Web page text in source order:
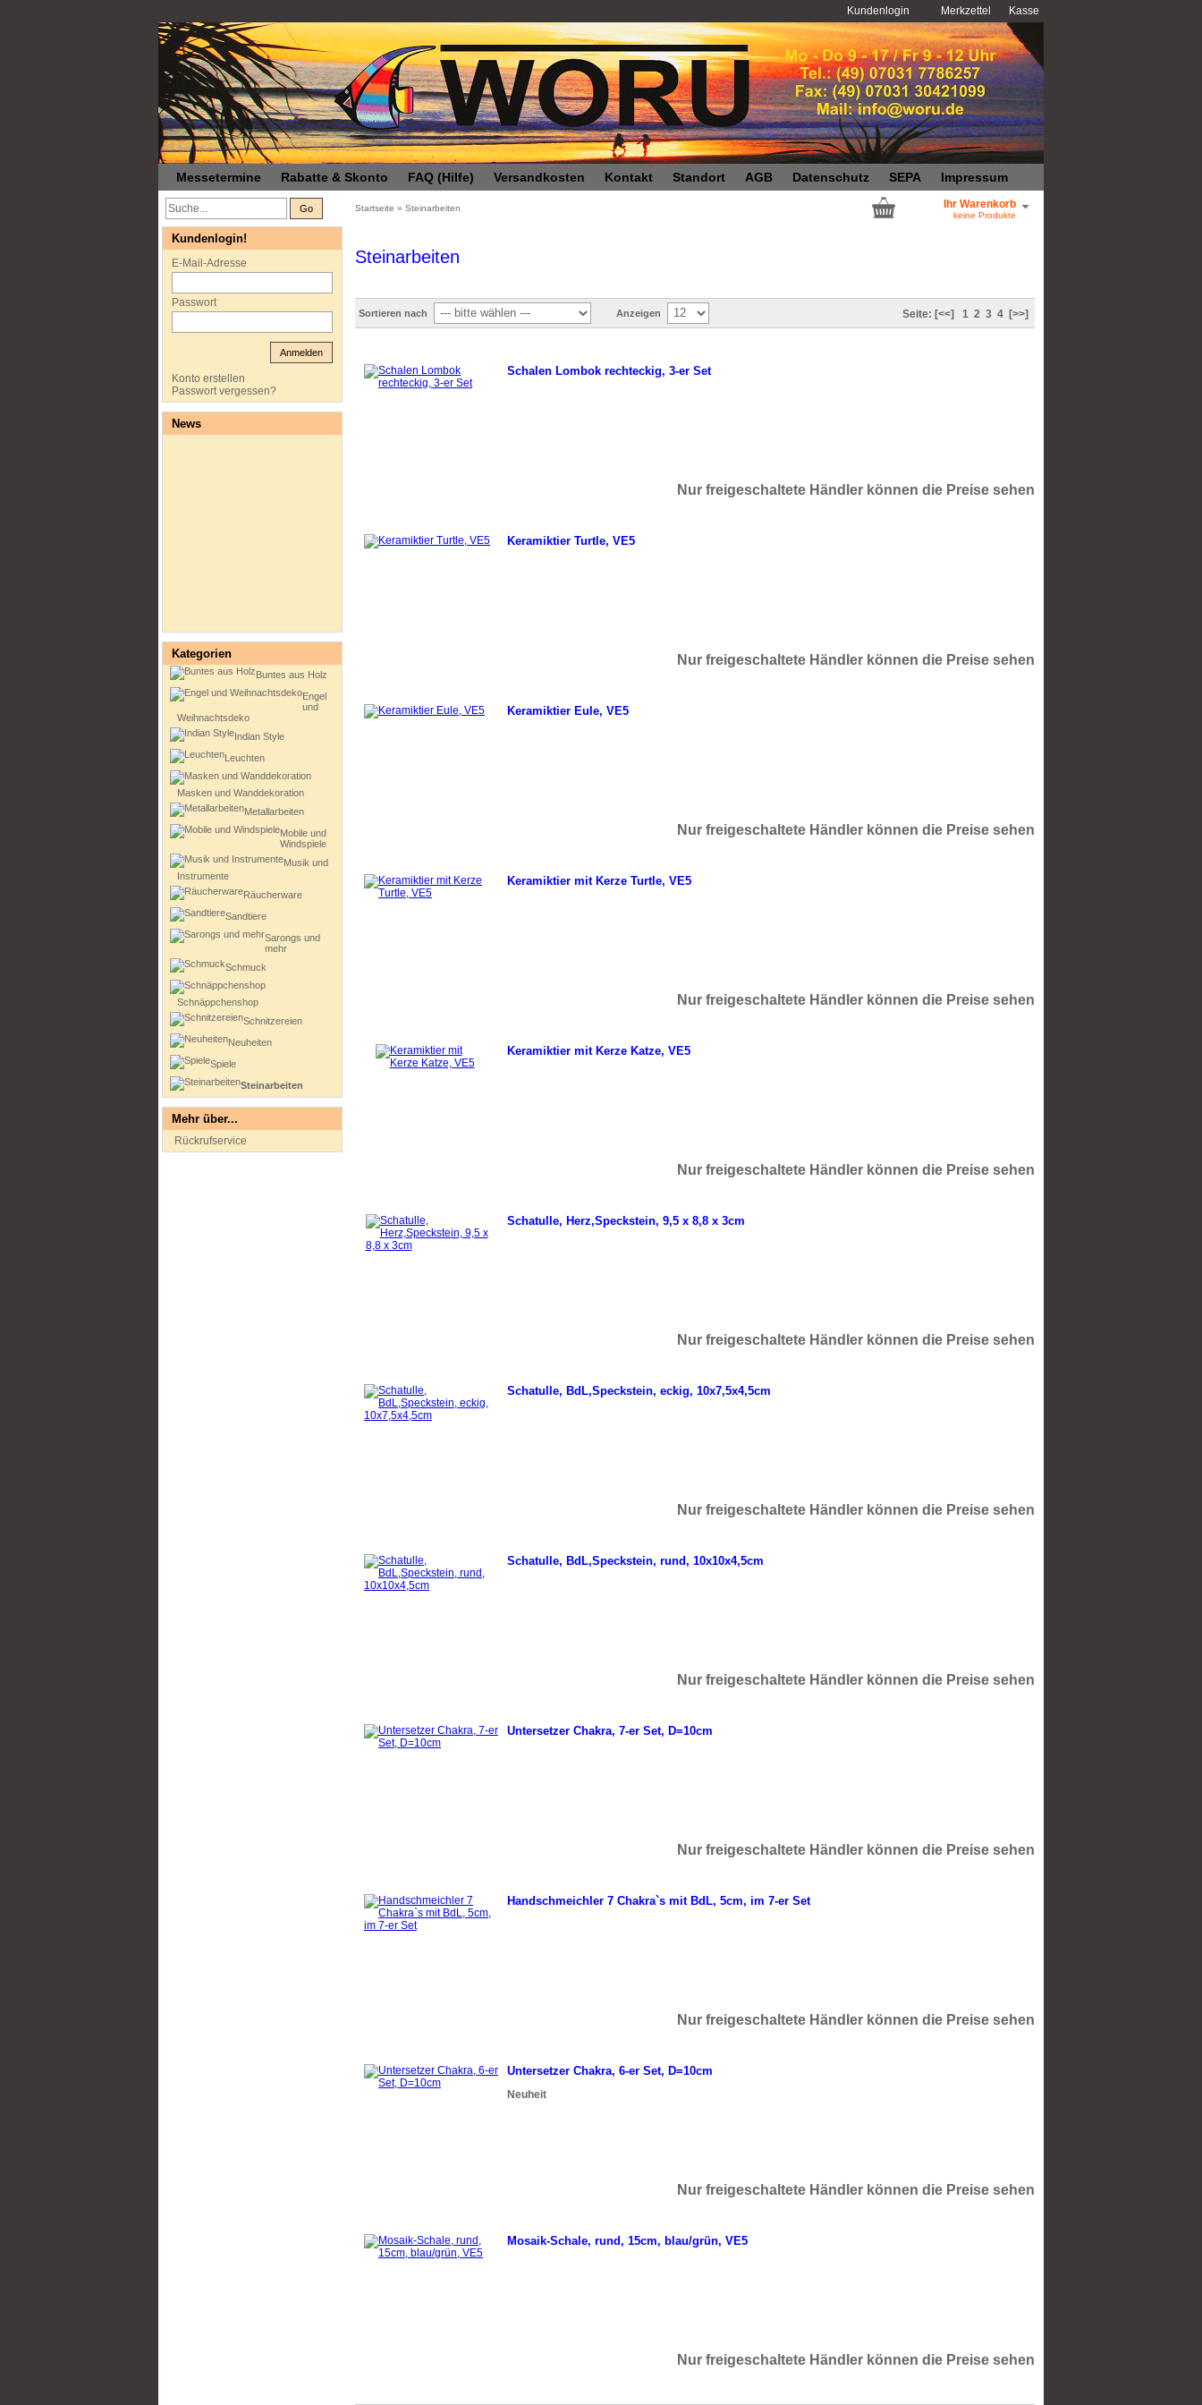
Kundenlogin Merkzettel Kasse
Messetermine Rabatte & Skonto FAQ (Hilfe) Versandkosten Kontakt Standort AGB Datenschutz SEPA Impressum
Go Startseite » Steinarbeiten Ihr Warenkorb
keine Produkte
Steinarbeiten
Sortieren nach Anzeigen Seite: [<<] 1 2 3 4 [>>]
Schalen Lombok rechteckig, 3-er Set
Nur freigeschaltete Händler können die Preise sehen
Keramiktier Turtle, VE5
Nur freigeschaltete Händler können die Preise sehen
Keramiktier Eule, VE5
Nur freigeschaltete Händler können die Preise sehen
Keramiktier mit Kerze Turtle, VE5
Nur freigeschaltete Händler können die Preise sehen
Keramiktier mit Kerze Katze, VE5
Nur freigeschaltete Händler können die Preise sehen
Schatulle, Herz,Speckstein, 9,5 x 8,8 x 3cm
Nur freigeschaltete Händler können die Preise sehen
Schatulle, BdL,Speckstein, eckig, 10x7,5x4,5cm
Nur freigeschaltete Händler können die Preise sehen
Schatulle, BdL,Speckstein, rund, 10x10x4,5cm
Nur freigeschaltete Händler können die Preise sehen
Untersetzer Chakra, 7-er Set, D=10cm
Nur freigeschaltete Händler können die Preise sehen
Handschmeichler 7 Chakra`s mit BdL, 5cm, im 7-er Set
Nur freigeschaltete Händler können die Preise sehen
Untersetzer Chakra, 6-er Set, D=10cm
Neuheit
Nur freigeschaltete Händler können die Preise sehen
Mosaik-Schale, rund, 15cm, blau/grün, VE5
Nur freigeschaltete Händler können die Preise sehen
Kundenlogin!
E-Mail-Adresse
Passwort
Anmelden
Konto erstellen
Passwort vergessen?
News
Kategorien
Buntes aus Holz
Engel
und
Weihnachtsdeko
Indian Style
Leuchten
Masken und Wanddekoration
Metallarbeiten
Mobile und
Windspiele
Musik und
Instrumente
Räucherware
Sandtiere
Sarongs und
mehr
Schmuck
Schnäppchenshop
Schnitzereien
Neuheiten
Spiele
Steinarbeiten
Mehr über...
Rückrufservice